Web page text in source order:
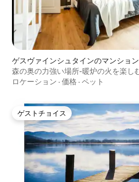
ゲスヴァインシュタインのマンショ
ト
森の奥の力強い場所-暖炉の火を楽し
ロケーション · 価格 · ペット
ゲストチョイス
ゲストチョイス